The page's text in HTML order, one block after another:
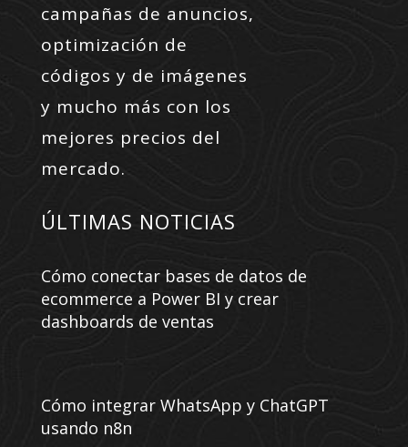
campañas de anuncios,
optimización de
códigos y de imágenes
y mucho más con los
mejores precios del
mercado.
ÚLTIMAS NOTICIAS
Cómo conectar bases de datos de
ecommerce a Power BI y crear
dashboards de ventas
Cómo integrar WhatsApp y ChatGPT
usando n8n